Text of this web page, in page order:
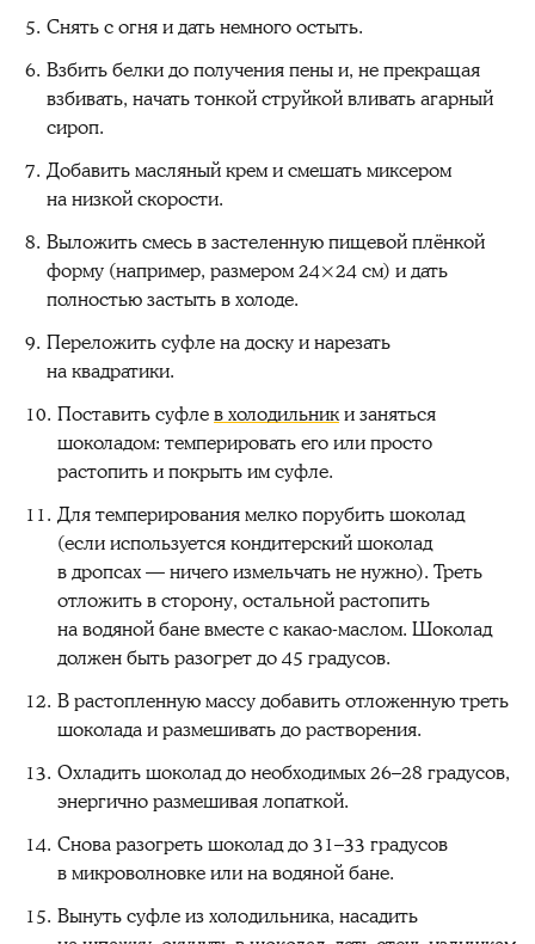
Снять с огня и дать немного остыть.
Взбить белки до получения пены и, не прекращая
взбивать, начать тонкой струйкой вливать агарный
сироп.
Добавить масляный крем и смешать миксером
на низкой скорости.
Выложить смесь в застеленную пищевой плёнкой
форму (например, размером 24×24 см) и дать
полностью застыть в холоде.
Переложить суфле на доску и нарезать
на квадратики.
Поставить суфлев холодильники заняться
шоколадом: темперировать его или просто
растопить и покрыть им суфле.
Для темперирования мелко порубить шоколад
(если используется кондитерский шоколад
в дропсах — ничего измельчать не нужно). Треть
отложить в сторону, остальной растопить
на водяной бане вместе с какао-маслом. Шоколад
должен быть разогрет до 45 градусов.
В растопленную массу добавить отложенную треть
шоколада и размешивать до растворения.
Охладить шоколад до необходимых 26–28 градусов,
энергично размешивая лопаткой.
Снова разогреть шоколад до 31–33 градусов
в микроволновке или на водяной бане.
Вынуть суфле из холодильника, насадить